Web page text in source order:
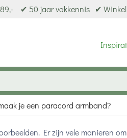
✔ 50 jaar vakkennis ✔
je een paracord armband?
Er zijn vele manieren